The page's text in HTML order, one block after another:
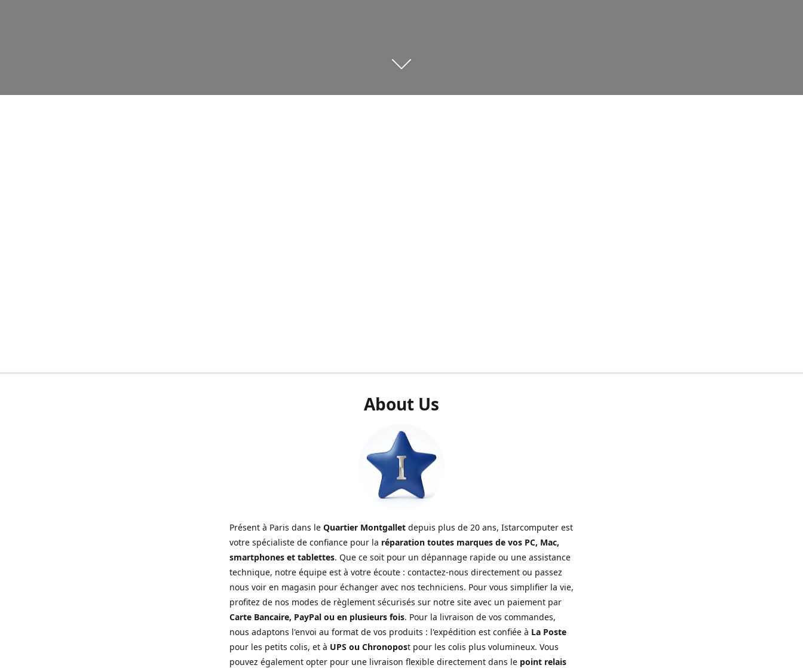
About Us
Présent à Paris dans le Quartier Montgallet depuis plus de 20 ans, Istarcomputer est
votre spécialiste de confiance pour la réparation toutes marques de vos PC, Mac,
smartphones et tablettes. Que ce soit pour un dépannage rapide ou une assistance
technique, notre équipe est à votre écoute : contactez-nous directement ou passez
nous voir en magasin pour échanger avec nos techniciens. Pour vous simplifier la vie,
profitez de nos modes de règlement sécurisés sur notre site avec un paiement par
Carte Bancaire, PayPal ou en plusieurs fois. Pour la livraison de vos commandes,
nous adaptons l'envoi au format de vos produits : l'expédition est confiée à La Poste
pour les petits colis, et à UPS ou Chronopost pour les colis plus volumineux. Vous
pouvez également opter pour une livraison flexible directement dans le point relais